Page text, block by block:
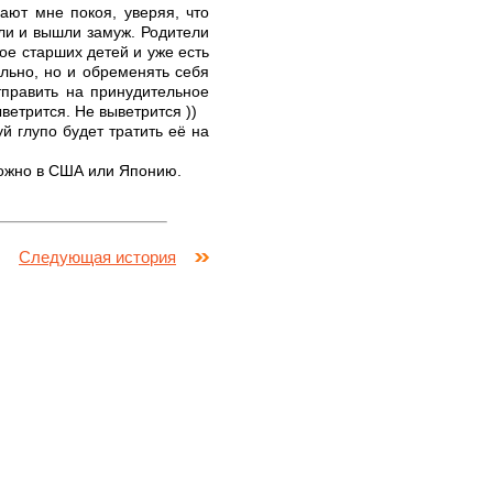
мне покоя, уверяя, что
и вышли замуж. Родители
старших детей и уже есть
но и обременять себя
на принудительное
Не выветрится ))
глупо будет тратить её на
в США или Японию.
Следующая история